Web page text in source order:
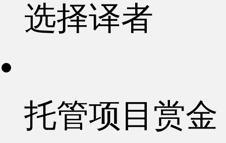
选择译者
托管项目赏金